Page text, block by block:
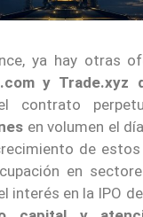
ya hay otras
y Trade.xyz
contrato
en volumen el
de
en
interés en la IPO